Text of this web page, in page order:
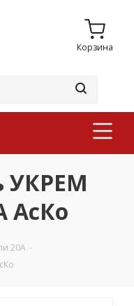
Корзина
УКРЕМ
АсКо
20А -